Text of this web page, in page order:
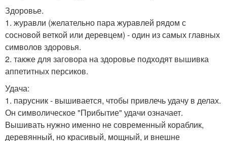
Здоровье.
1. журавли (желательно пара журавлей рядом с
сосновой веткой или деревцем) - один из самых главных
символов здоровья.
2. также для заговора на здоровье подходят вышивка
аппетитных персиков.
Удача:
1. парусник - вышивается, чтобы привлечь удачу в делах.
Он символическое "Прибытие" удачи означает.
Вышивать нужно именно не современный кораблик,
деревянный, но красивый, мощный, и внешне